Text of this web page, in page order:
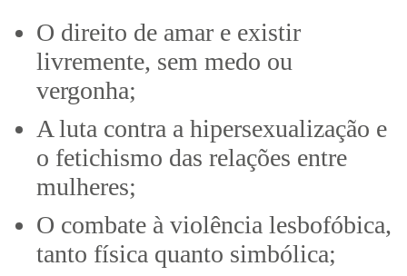
O direito de amar e existir
livremente, sem medo ou
vergonha;
A luta contra a hipersexualização e
o fetichismo das relações entre
mulheres;
O combate à violência lesbofóbica,
tanto física quanto simbólica;